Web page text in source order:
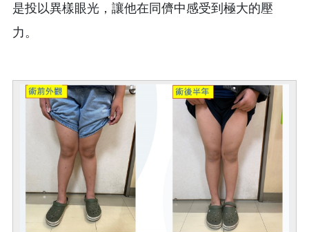
是投以異樣眼光，讓他在同儕中感受到極大的壓
力。